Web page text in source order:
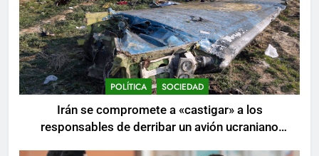
POLÍTICA SOCIEDAD
Irán se compromete a «castigar» a los
responsables de derribar un avión ucraniano